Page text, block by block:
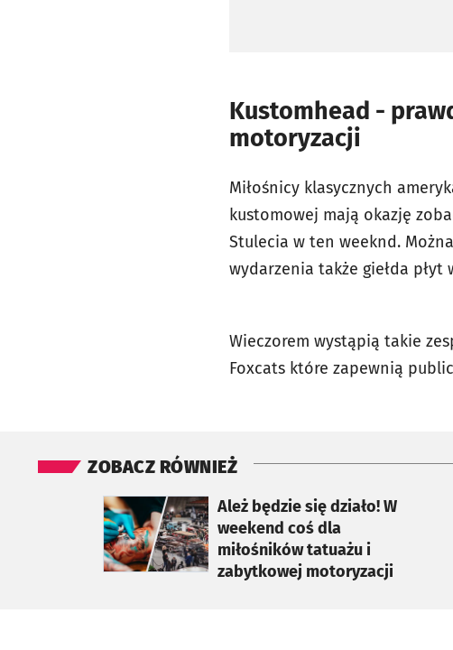
Kustomhead -
motoryzacji
Miłośnicy klasycznych
kustomowej mają okazję
Stulecia w ten weeknd.
wydarzenia także giełda
Wieczorem wystąpią takie
Foxcats które zapewnią
ZOBACZ RÓWNIEŻ
Ależ będzie się działo! W
weekend coś dla
miłośników tatuażu i
zabytkowej motoryzacji
otworzy się w nowej karcie